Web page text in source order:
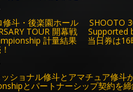
修斗・後楽園ホール SHOOTO
TOUR 開幕戦 Supported
計量結果 当日券は16
ショナル修斗とアマチュア修斗
とパートナーシップ契約を